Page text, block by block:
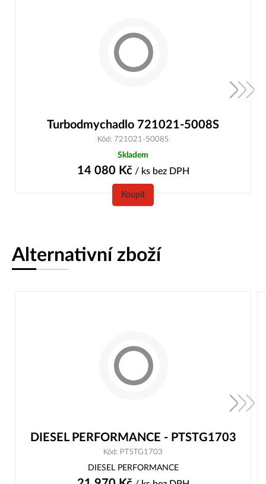
Turbodmychadlo 721021-5008S
Kód: 721021-5008S
Skladem
14 080 Kč/ ks bez DPH
Koupit
Alternativní zboží
DIESEL PERFORMANCE - PTSTG1703
Kód: PTSTG1703
DIESEL PERFORMANCE